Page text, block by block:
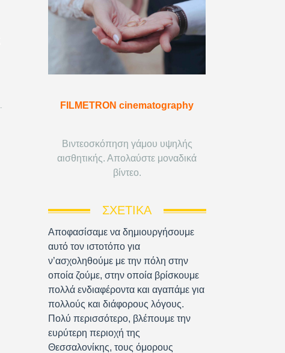
FILMETRON cinematography
Βιντεοσκόπηση γάμου υψηλής
αισθητικής. Απολαύστε μοναδικά
βίντεο.
ΣΧΕΤΙΚΆ
Αποφασίσαμε να δημιουργήσουμε
αυτό τον ιστοτόπο για
ν’ασχοληθούμε με την πόλη στην
οποία ζούμε, στην οποία βρίσκουμε
πολλά ενδιαφέροντα και αγαπάμε για
πολλούς και διάφορους λόγους.
Πολύ περισσότερο, βλέπουμε την
ευρύτερη περιοχή της
Θεσσαλονίκης, τους όμορους